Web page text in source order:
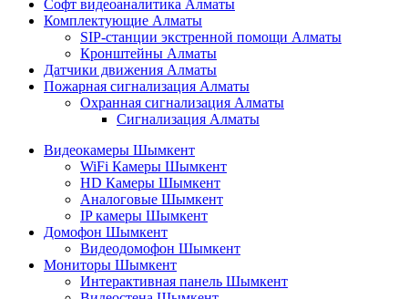
Софт видеоаналитика Алматы
Комплектующие Алматы
SIP-станции экстренной помощи Алматы
Кронштейны Алматы
Датчики движения Алматы
Пожарная сигнализация Алматы
Охранная сигнализация Алматы
Сигнализация Алматы
Видеокамеры Шымкент
WiFi Камеры Шымкент
HD Камеры Шымкент
Аналоговые Шымкент
IP камеры Шымкент
Домофон Шымкент
Видеодомофон Шымкент
Мониторы Шымкент
Интерактивная панель Шымкент